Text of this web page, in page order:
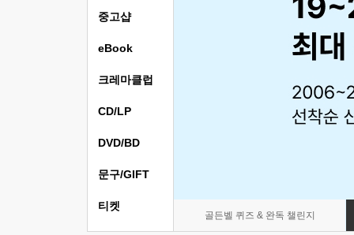
골든벨 퀴즈 & 완독 챌린지
중고샵
eBook
크레마클럽
CD/LP
DVD/BD
문구/GIFT
티켓